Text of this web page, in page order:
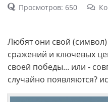
Просмотров: 650
Любят они свой (символ)
сражений и ключевых
своей победы... или -
случайно появляются?